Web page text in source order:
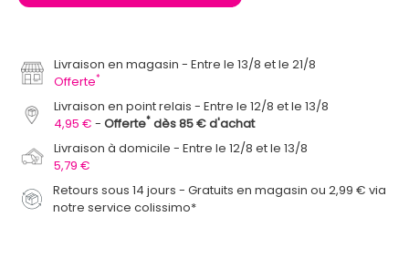
Livraison en magasin
Entre le 13/8 et le 21/8
Offerte*
Livraison en point relais
Entre le 12/8 et le 13/8
4,95 €
Offerte* dès 85 € d'achat
Livraison à domicile
Entre le 12/8 et le 13/8
5,79 €
Retours sous 14 jours - Gratuits en magasin ou 2,99 € via
notre service colissimo*